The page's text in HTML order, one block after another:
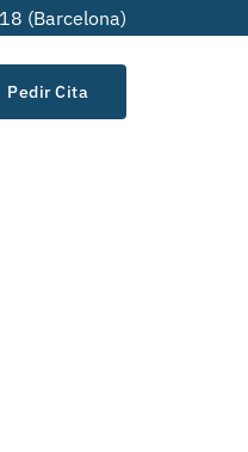
(Barcelona)
Pedir Cita